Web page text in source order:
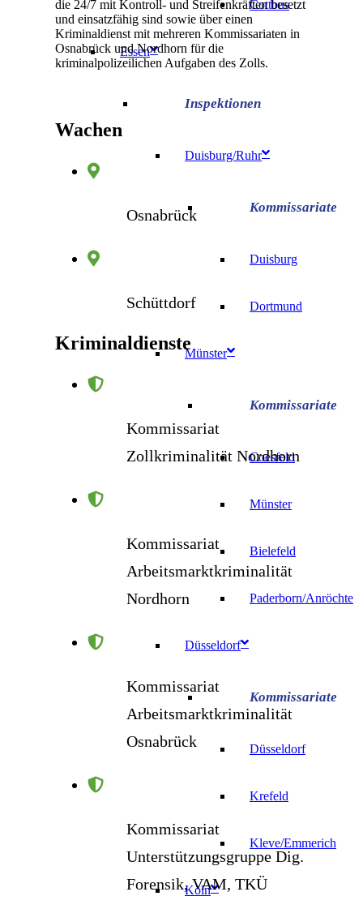
Cottbus
Essen
Duisburg/Ruhr
Duisburg
Dortmund
Münster
Coesfeld
Münster
Bielefeld
Paderborn/Anröchte
Düsseldorf
Düsseldorf
Krefeld
Kleve/Emmerich
Köln
die 24/7 mit Kontroll- und Streifenkräften besetzt
und einsatzfähig sind sowie über einen
Kriminaldienst mit mehreren Kommissariaten in
Osnabrück und Nordhorn für die
kriminalpolizeilichen Aufgaben des Zolls.
Wachen
Osnabrück
Schüttdorf
Kriminaldienste
Kommissariat
Zollkriminalität Nordhorn
Kommissariat
Arbeitsmarktkriminalität
Nordhorn
Kommissariat
Arbeitsmarktkriminalität
Osnabrück
Kommissariat
Unterstützungsgruppe Dig.
Forensik, VAM, TKÜ